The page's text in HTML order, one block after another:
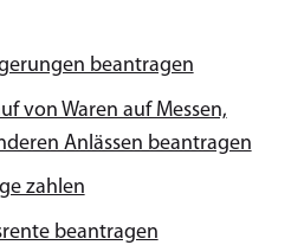
beantragen
von Waren auf Messen,
Anlässen beantragen
zahlen
beantragen